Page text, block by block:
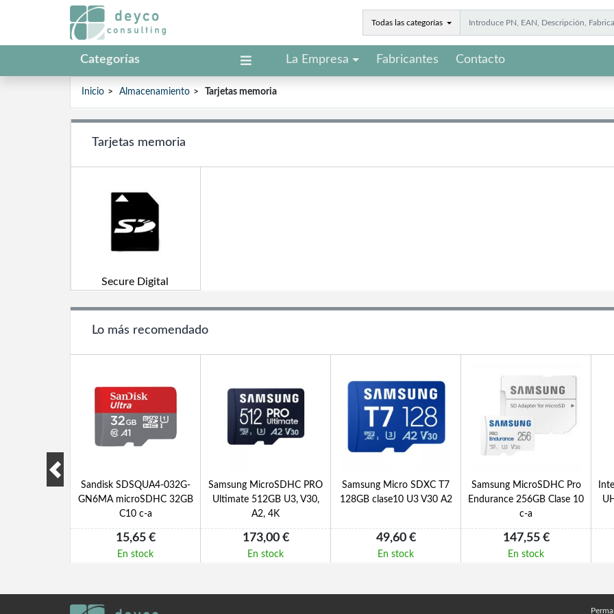
Todas las categorías
Categorías La Empresa Fabricantes Contacto
Inicio Almacenamiento Tarjetas memoria
Tarjetas memoria
Secure Digital
Lo más recomendado
microSDXC
Sandisk SDSQUA4-032G-
GN6MA microSDHC 32GB
C10 c-a
15,65 €
En stock
Samsung MicroSDHC PRO
Ultimate 512GB U3, V30,
A2, 4K
173,00 €
En stock
Samsung Micro SDXC T7
128GB clase10 U3 V30 A2
49,60 €
En stock
Samsung MicroSDHC Pro
Endurance 256GB Clase 10
c-a
147,55 €
En stock